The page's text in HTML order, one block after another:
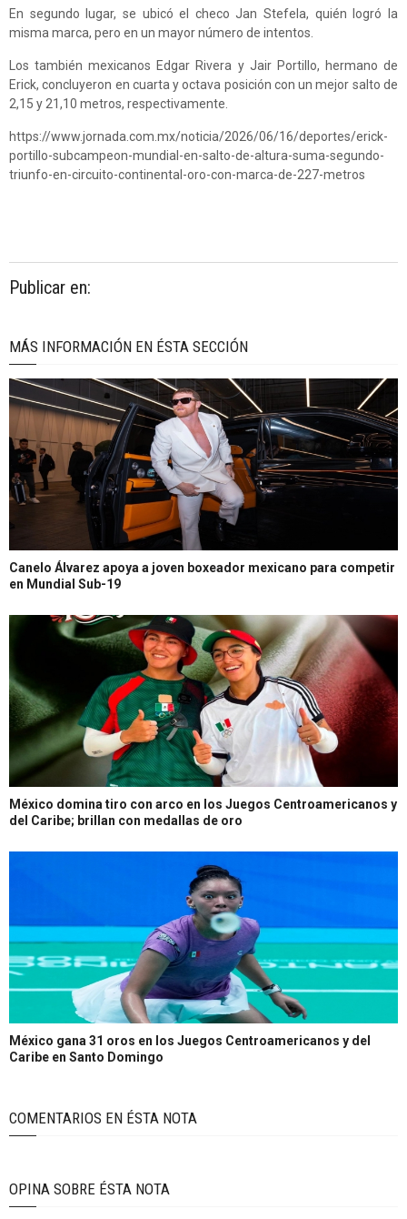
En segundo lugar, se ubicó el checo Jan Stefela, quién logró la
misma marca, pero en un mayor número de intentos.
Los también mexicanos Edgar Rivera y Jair Portillo, hermano de
Erick, concluyeron en cuarta y octava posición con un mejor salto de
2,15 y 21,10 metros, respectivamente.
https://www.jornada.com.mx/noticia/2026/06/16/deportes/erick-
portillo-subcampeon-mundial-en-salto-de-altura-suma-segundo-
triunfo-en-circuito-continental-oro-con-marca-de-227-metros
Publicar en:
MÁS INFORMACIÓN EN ÉSTA SECCIÓN
Canelo Álvarez apoya a joven boxeador mexicano para competir
en Mundial Sub-19
México domina tiro con arco en los Juegos Centroamericanos y
del Caribe; brillan con medallas de oro
México gana 31 oros en los Juegos Centroamericanos y del
Caribe en Santo Domingo
COMENTARIOS EN ÉSTA NOTA
OPINA SOBRE ÉSTA NOTA